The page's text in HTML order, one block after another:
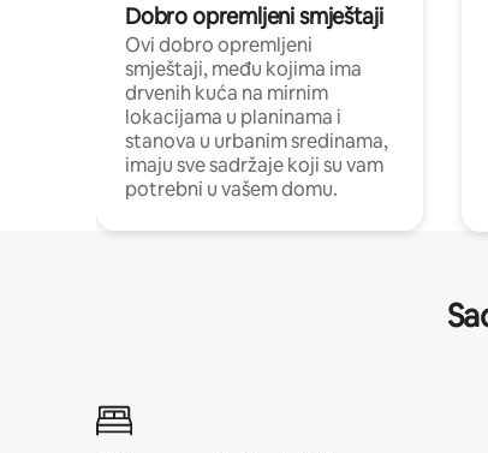
Dobro opremljeni smještaji
Ovi dobro opremljeni
smještaji, među kojima ima
drvenih kuća na mirnim
lokacijama u planinama i
stanova u urbanim sredinama,
imaju sve sadržaje koji su vam
potrebni u vašem domu.